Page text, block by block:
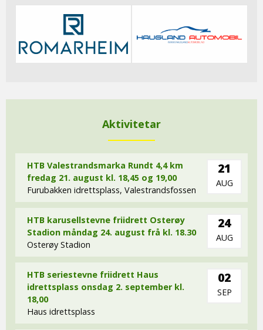
Aktivitetar
HTB Valestrandsmarka Rundt 4,4 km
fredag 21. august kl. 18,45 og 19,00
Furubakken idrettsplass, Valestrandsfossen
21
AUG
HTB karusellstevne friidrett Osterøy
Stadion måndag 24. august frå kl. 18.30
Osterøy Stadion
24
AUG
HTB seriestevne friidrett Haus
idrettsplass onsdag 2. september kl.
18,00
Haus idrettsplass
02
SEP